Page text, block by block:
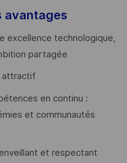
avantages
excellence technologique,
partagée
attractif
en continu :
et communautés
et respectant